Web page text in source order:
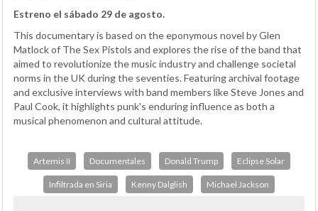
Estreno el sábado 29 de agosto.
This documentary is based on the eponymous novel by Glen
Matlock of The Sex Pistols and explores the rise of the band that
aimed to revolutionize the music industry and challenge societal
norms in the UK during the seventies. Featuring archival footage
and exclusive interviews with band members like Steve Jones and
Paul Cook, it highlights punk's enduring influence as both a
musical phenomenon and cultural attitude.
Artemis II Documentales Donald Trump Eclipse Solar
Infiltrada en Siria Kenny Dalglish Michael Jackson